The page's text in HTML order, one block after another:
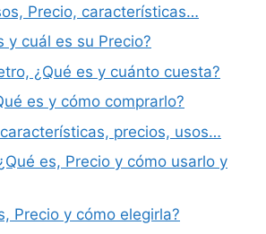
Precio, características…
y cuál es su Precio?
¿Qué es y cuánto cuesta?
es y cómo comprarlo?
precios, usos…
es, Precio y cómo usarlo y
Precio y cómo elegirla?